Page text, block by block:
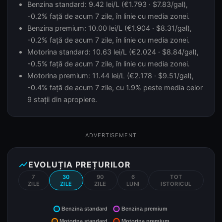
Benzina standard: 9.42 lei/L (€1.793 · $7.83/gal),
-0.2% față de acum 7 zile, în linie cu media zonei.
Benzina premium: 10.00 lei/L (€1.904 · $8.31/gal),
-0.2% față de acum 7 zile, în linie cu media zonei.
Motorina standard: 10.63 lei/L (€2.024 · $8.84/gal),
-0.5% față de acum 7 zile, în linie cu media zonei.
Motorina premium: 11.44 lei/L (€2.178 · $9.51/gal),
-0.4% față de acum 7 zile, cu 1.9% peste media celor
9 stații din apropiere.
ADVERTISEMENT
show_chartEVOLUȚIA PREȚURILOR
7
ZILE
30
ZILE
90
ZILE
6
LUNI
TOT
ISTORICUL